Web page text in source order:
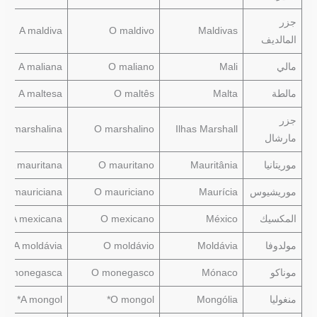
جزر
المالديف
Maldivas
O maldivo
A maldiva
مالي Mali
O maliano
A maliana
مالطة Malta
O maltês
A maltesa
جزر
مارشال
Ilhas Marshall
O marshalino
A marshalina
موريتانيا Mauritânia
O mauritano
A mauritana
موريشيوس Maurícia
O mauriciano
A mauriciana
المكسيك México
O mexicano
A mexicana
مولدوفا Moldávia
O moldávio
A moldávia
موناكو Mónaco
O monegasco
A monegasca
منغوليا Mongólia
O mongol*
A mongol*